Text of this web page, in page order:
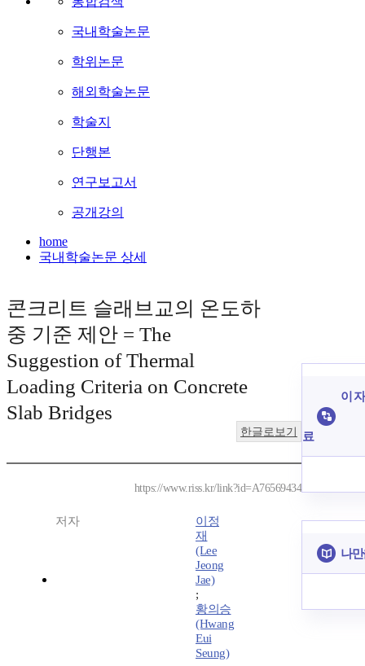
국내학술논문
학위논문
해외학술논문
학술지
단행본
연구보고서
공개강의
home
국내학술논문 상세
콘크리트 슬래브교의 온도하
중 기준 제안 = The
Suggestion of Thermal
Loading Criteria on Concrete
Slab Bridges
한글로보기
https://www.riss.kr/link?id=A76569434
저자
이정
재
(Lee
Jeong
Jae)
;
황의승
(Hwang
Eui
Seung)
이
료
나